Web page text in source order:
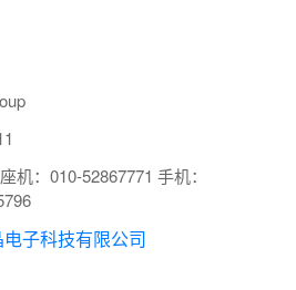
机：010-52867771 手机：
子科技有限公司